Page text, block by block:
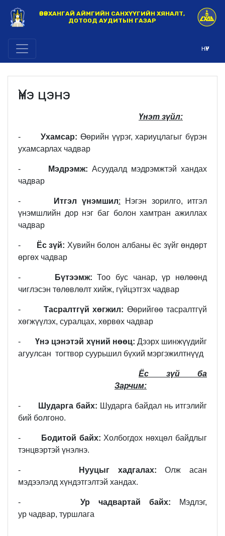
ӨВӨРХАНГАЙ АЙМГИЙН САНХҮҮГИЙН ХЯНАЛТ,
ДОТООД АУДИТЫН ГАЗАР
НҮҮР
Үнэ цэнэ
Үнэт зүйл:
-Ухамсар: Өөрийн үүрэг, хариуцлагыг бүрэн
ухамсарлах чадвар
- Мэдрэмж: Асуудалд мэдрэмжтэй хандах
чадвар
- Итгэл үнэмшил: Нэгэн зорилго, итгэл
үнэмшлийн дор нэг баг болон хамтран ажиллах
чадвар
- Ёс зүй: Хувийн болон албаны ёс зүйг өндөрт
өргөх чадвар
- Бүтээмж: Тоо бус чанар, үр нөлөөнд
чиглэсэн төлөвлөлт хийж, гүйцэтгэх чадвар
- Тасралтгүй хөгжил: Өөрийгөө тасралтгүй
хөгжүүлэх, суралцах, хөрвөх чадвар
-Үнэ цэнэтэй хүний нөөц: Дээрх шинжүүдийг
агуулсан тогтвор суурьшил бүхий мэргэжилтнүүд
Ёс зүй ба
Зарчим:
- Шударга байх: Шударга байдал нь итгэлийг
бий болгоно.
- Бодитой байх: Холбогдох нөхцөл байдлыг
тэнцвэртэй үнэлнэ.
- Нууцыг хадгалах: Олж асан
мэдээлэлд хүндэтгэлтэй хандах.
- Ур чадвартай байх: Мэдлэг,
ур чадвар, туршлага